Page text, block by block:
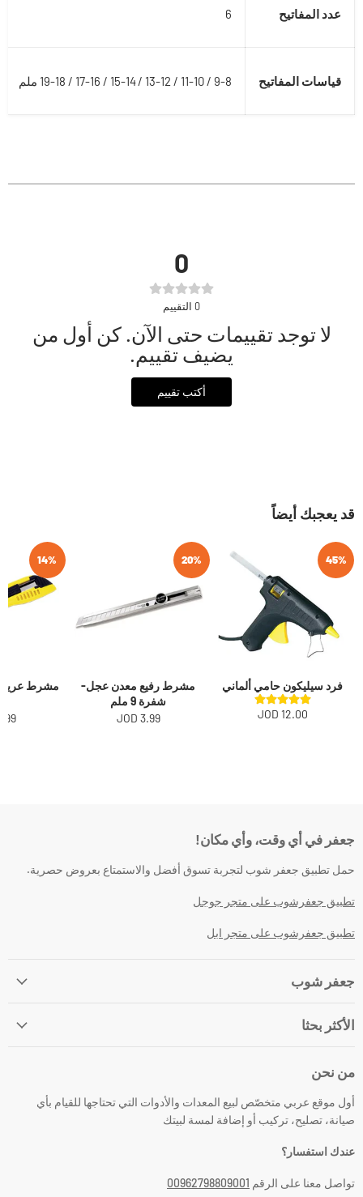
عدد المفاتيح 6
قياسات المفاتيح 9-8 / 11-10 / 13-12 / 15-14 / 17-16 / 19-18 ملم
0
0 التقييم
لا توجد تقييمات حتى الآن. كن أول من
يضيف تقييم.
أكتب تقييم
قد يعجبك أيضاً
45%
فرد سيليكون حامي ألماني
12.00 JOD
20%
مشرط رفيع معدن عجل-
شفرة 9 ملم
3.99 JOD
14%
JOD
جعفر في أي وقت، وأي مكان!
حمل تطبيق جعفر شوب لتجربة تسوق أفضل والاستمتاع بعروض حصرية.
تطبيق جعفرشوب على متجر جوجل
تطبيق جعفرشوب على متجر ابل
جعفر شوب
الأكثر بحثا
من نحن
أول موقع عربي متخصّص لبيع المعدات والأدوات التي تحتاجها للقيام بأي
صيانة، تصليح، تركيب أو إضافة لمسة لبيتك
عندك استفسار؟
تواصل معنا على الرقم 00962798809001